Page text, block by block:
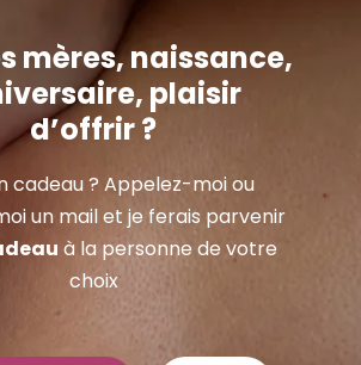
mères, naissance,
plaisir
d’offrir ?
cadeau ? Appelez-moi ou
un mail et je ferais parvenir
à la personne de votre
choix